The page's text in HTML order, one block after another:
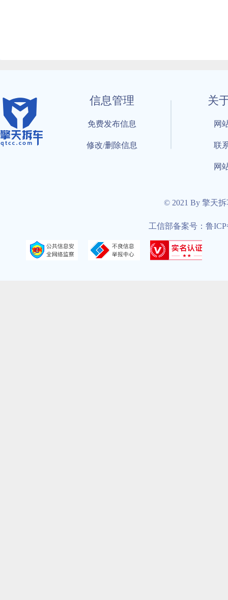
信息管理
免费发布信息
修改/删除信息
关
网
联
网
© 2021 By 擎天
工信部备案号：鲁